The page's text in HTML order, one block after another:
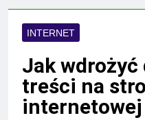
INTERNET
Jak
treści na
internetowej